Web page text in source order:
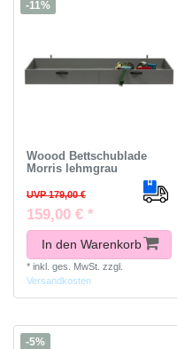
-11%
Woood Bettschublade
Morris lehmgrau
UVP 179,00 €
159,00 € *
In den Warenkorb
* inkl. ges. MwSt. zzgl.
Versandkosten
-5%